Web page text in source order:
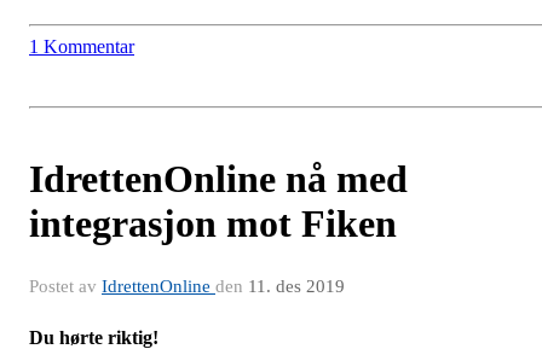
1 Kommentar
IdrettenOnline nå med
integrasjon mot Fiken
Postet av IdrettenOnline den 11. des 2019
Du hørte riktig!